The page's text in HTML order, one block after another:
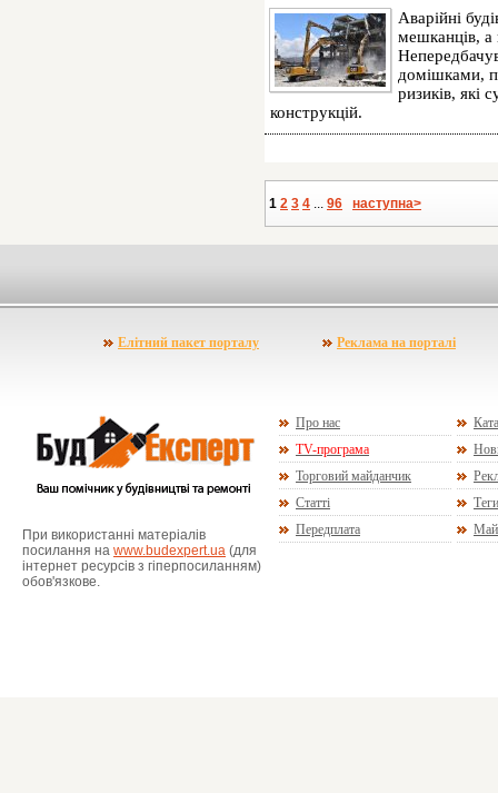
Аварійні
мешканців, а
домішками,
ризиків, які
конструкцій.
1 2 3 4 ... 96 наступна>
Елітний пакет порталу Реклама на порталі
При використанні матеріалів
посилання на www.budexpert.ua (для
інтернет ресурсів з гіперпосиланням)
обов'язкове.
Про нас
TV-програма
Торговий майданчик
Статті
Теги
Передплата